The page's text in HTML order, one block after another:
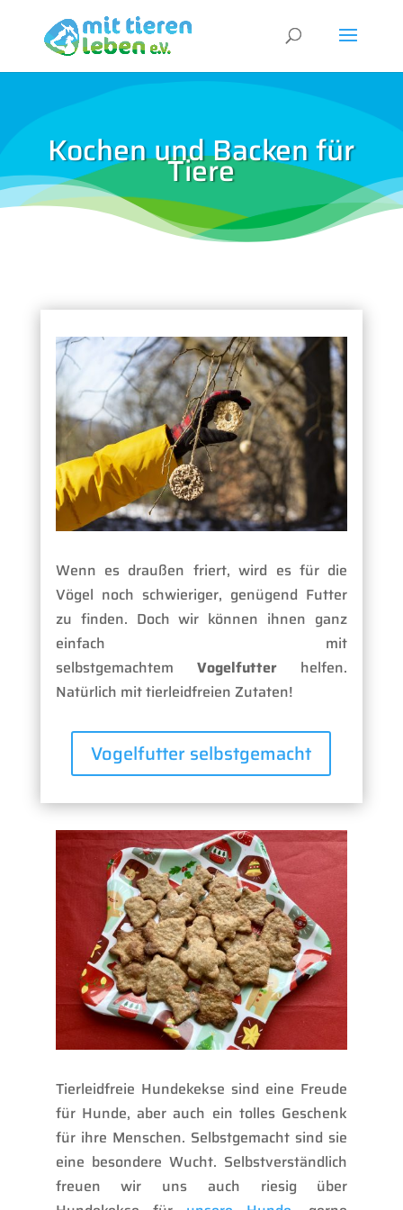
Kochen und Backen für
Tiere
Wenn es draußen friert, wird es für die
Vögel noch schwieriger, genügend Futter
zu finden. Doch wir können ihnen ganz
einfach mit
selbstgemachtem Vogelfutter helfen.
Natürlich mit tierleidfreien Zutaten!
Vogelfutter selbstgemacht
Tierleidfreie Hundekekse sind eine Freude
für Hunde, aber auch ein tolles Geschenk
für ihre Menschen. Selbstgemacht sind sie
eine besondere Wucht. Selbstverständlich
freuen wir uns auch riesig über